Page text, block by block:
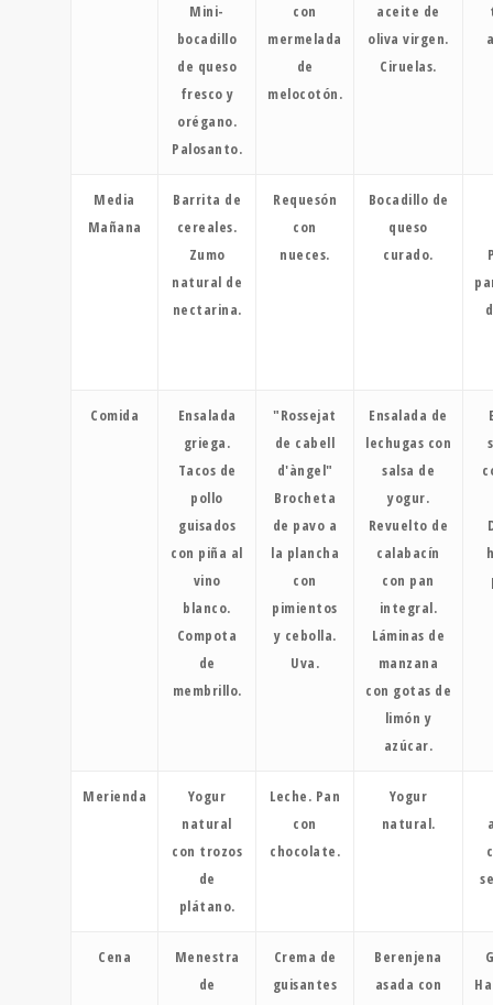
Mini-
bocadillo
de queso
fresco y
orégano.
Palosanto.
con
mermelada
de
melocotón.
aceite de
oliva virgen.
Ciruelas.
Media
Mañana
Barrita de
cereales.
Zumo
natural de
nectarina.
Requesón
con
nueces.
Bocadillo de
queso
curado.
Comida
Ensalada
griega.
Tacos de
pollo
guisados
con piña al
vino
blanco.
Compota
de
membrillo.
"Rossejat
de cabell
d'àngel"
Brocheta
de pavo a
la plancha
con
pimientos
y cebolla.
Uva.
Ensalada de
lechugas con
salsa de
yogur.
Revuelto de
calabacín
con pan
integral.
Láminas de
manzana
con gotas de
limón y
azúcar.
Merienda
Yogur
natural
con trozos
de
plátano.
Leche. Pan
con
chocolate.
Yogur
natural.
Cena
Menestra
de
Crema de
guisantes
Berenjena
asada con